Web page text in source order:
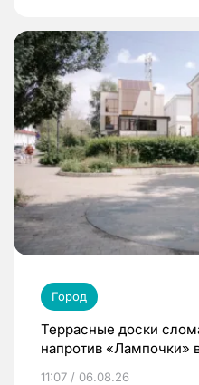
Город
Террасные доски
напротив «Лампочки»
11:07 / 06.08.26